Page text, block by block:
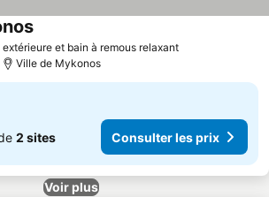
extérieure et bain à remous relaxant
Ville de Mykonos
2 sites Consulter les prix
Voir plus